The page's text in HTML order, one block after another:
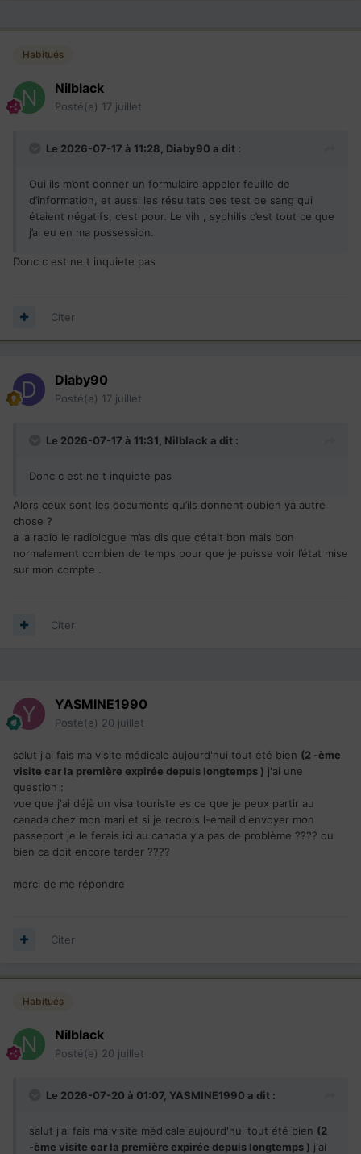
Habitués
Nilblack
Posté(e) 17 juillet
Le 2026-07-17 à 11:28, Diaby90 a dit :
Oui ils m’ont donner un formulaire appeler feuille de
d’information, et aussi les résultats des test de sang qui
étaient négatifs, c’est pour. Le vih , syphilis c’est tout ce que
j’ai eu en ma possession.
Donc c est ne t inquiete pas
Citer
Diaby90
Posté(e) 17 juillet
Le 2026-07-17 à 11:31, Nilblack a dit :
Donc c est ne t inquiete pas
Alors ceux sont les documents qu’ils donnent oubien ya autre
chose ?
a la radio le radiologue m’as dis que c’était bon mais bon
normalement combien de temps pour que je puisse voir l’état mise
sur mon compte .
Citer
YASMINE1990
Posté(e) 20 juillet
salut j'ai fais ma visite médicale aujourd'hui tout été bien (2 -ème
visite car la première expirée depuis longtemps ) j'ai une
question :
vue que j'ai déjà un visa touriste es ce que je peux partir au
canada chez mon mari et si je recrois l-email d'envoyer mon
passeport je le ferais ici au canada y'a pas de problème ???? ou
bien ca doit encore tarder ????
merci de me répondre
Citer
Habitués
Nilblack
Posté(e) 20 juillet
Le 2026-07-20 à 01:07, YASMINE1990 a dit :
salut j'ai fais ma visite médicale aujourd'hui tout été bien (2
-ème visite car la première expirée depuis longtemps ) j'ai